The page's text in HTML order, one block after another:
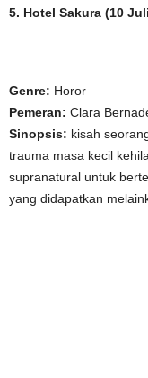
5. Hotel Sakura (10
Genre: Horor
Pemeran: Clara
Sinopsis: kisah
trauma masa kecil
supranatural untuk
yang didapatkan